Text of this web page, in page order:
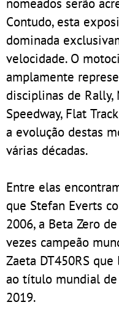
Contudo, esta
dominada
velocidade. O
amplamente
disciplinas de Rally,
Speedway, Flat
a evolução destas
várias décadas.
Entre elas
que Stefan Everts
2006, a Beta Zero
vezes campeão
Zaeta DT450RS
ao título mundial
2019.